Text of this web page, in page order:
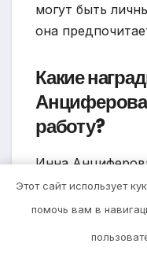
могут быть
она
Какие
Анциферова
работу?
Инна
отмечена
актерскую
«ТЭФИ» за
сериале
Этот сайт использует
помочь вам в